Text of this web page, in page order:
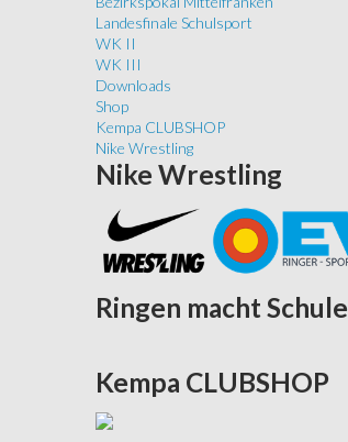
Landesfinale Schulsport
WK II
WK III
Downloads
Shop
Kempa CLUBSHOP
Nike Wrestling
Nike Wrestling
Ringen macht Schule
Kempa CLUBSHOP